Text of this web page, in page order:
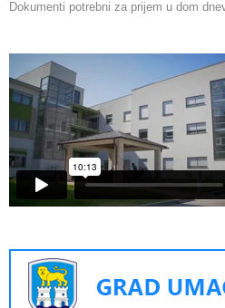
Dokumenti potrebni za prijem u dom